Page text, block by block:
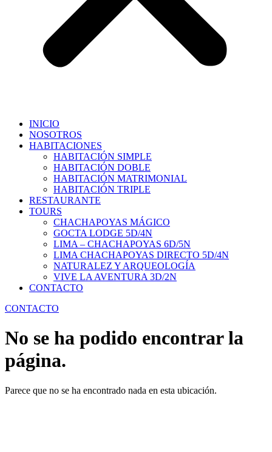
INICIO
NOSOTROS
HABITACIONES
HABITACIÓN SIMPLE
HABITACIÓN DOBLE
HABITACIÓN MATRIMONIAL
HABITACIÓN TRIPLE
RESTAURANTE
TOURS
CHACHAPOYAS MÁGICO
GOCTA LODGE 5D/4N
LIMA – CHACHAPOYAS 6D/5N
LIMA CHACHAPOYAS DIRECTO 5D/4N
NATURALEZ Y ARQUEOLOGÍA
VIVE LA AVENTURA 3D/2N
CONTACTO
CONTACTO
No se ha podido encontrar la
página.
Parece que no se ha encontrado nada en esta ubicación.